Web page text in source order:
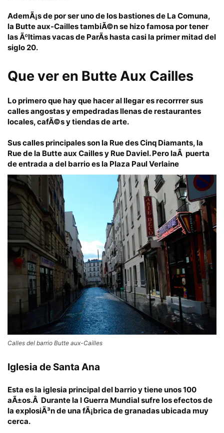
AdemÃ¡s de por ser uno de los bastiones de La Comuna,
la Butte aux-Cailles tambiÃ©n se hizo famosa por tener
lasÃºltimas vacas de ParÃ­shasta casi la primer mitad del
siglo 20.
Que ver en Butte Aux Cailles
Lo primero que hay que hacer al llegar es recorrrer sus
calles angostas y empedradas llenas de restaurantes
locales, cafÃ©s y tiendas de arte.
Sus calles principales son la Rue des Cinq Diamants, la
Rue de la Butte aux Cailles y Rue Daviel. Pero laÂ puerta
de entrada a del barrio es la Plaza Paul Verlaine
Calles del barrio Butte aux-Cailles
Iglesia de Santa Ana
Esta es la iglesia principal del barrio y tiene unos 100
aÃ±os.Â Durante la I Guerra Mundial sufre los efectos de
la explosiÃ³n de una fÃ¡brica de granadas ubicada muy
cerca.